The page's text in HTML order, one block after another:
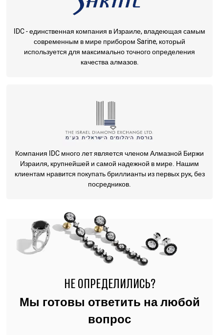
IDC - единственная компания в Израиле, владеющая самым
современным в мире прибором Sarine, который
используется для максимально точного определения
качества алмазов.
Компания IDC много лет является членом Алмазной Биржи
Израиля, крупнейшей и самой надежной в мире. Нашим
клиентам нравится покупать бриллианты из первых рук, без
посредников.
НЕ ОПРЕДЕЛИЛИСЬ?
Мы готовы ответить на любой
вопрос